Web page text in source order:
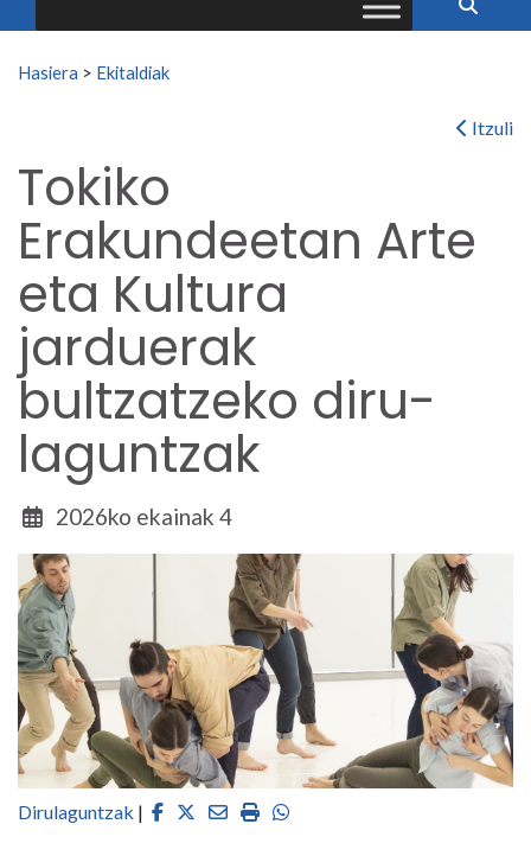
Search for:
Hasiera > Ekitaldiak
Itzuli
Tokiko
Erakundeetan Arte
eta Kultura
jarduerak
bultzatzeko diru-
laguntzak
2026ko ekainak 4
Dirulaguntzak | Facebook
Twitter
EmailImprimirWhatsapp